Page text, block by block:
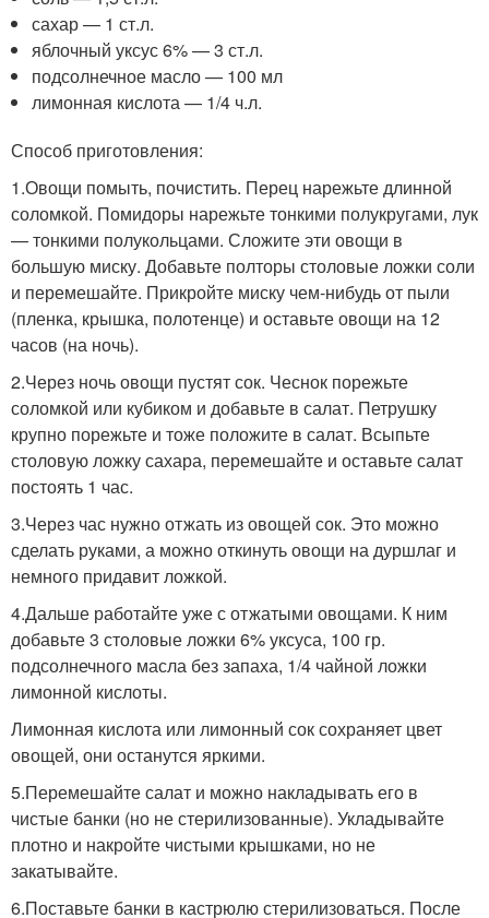
сахар — 1 ст.л.
яблочный уксус 6% — 3 ст.л.
подсолнечное масло — 100 мл
лимонная кислота — 1/4 ч.л.
Способ приготовления:
1.Овощи помыть, почистить. Перец нарежьте длинной
соломкой. Помидоры нарежьте тонкими полукругами, лук
— тонкими полукольцами. Сложите эти овощи в
большую миску. Добавьте полторы столовые ложки соли
и перемешайте. Прикройте миску чем-нибудь от пыли
(пленка, крышка, полотенце) и оставьте овощи на 12
часов (на ночь).
2.Через ночь овощи пустят сок. Чеснок порежьте
соломкой или кубиком и добавьте в салат. Петрушку
крупно порежьте и тоже положите в салат. Всыпьте
столовую ложку сахара, перемешайте и оставьте салат
постоять 1 час.
3.Через час нужно отжать из овощей сок. Это можно
сделать руками, а можно откинуть овощи на дуршлаг и
немного придавит ложкой.
4.Дальше работайте уже с отжатыми овощами. К ним
добавьте 3 столовые ложки 6% уксуса, 100 гр.
подсолнечного масла без запаха, 1/4 чайной ложки
лимонной кислоты.
Лимонная кислота или лимонный сок сохраняет цвет
овощей, они останутся яркими.
5.Перемешайте салат и можно накладывать его в
чистые банки (но не стерилизованные). Укладывайте
плотно и накройте чистыми крышками, но не
закатывайте.
6.Поставьте банки в кастрюлю стерилизоваться. После